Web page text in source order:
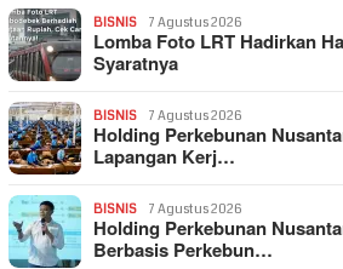
BISNIS 7 Agustus 2026
Lomba Foto LRT Hadirkan
Syaratnya
BISNIS 7 Agustus 2026
Holding Perkebunan
Lapangan Kerj…
BISNIS 7 Agustus 2026
Holding Perkebunan
Berbasis Perkebun…